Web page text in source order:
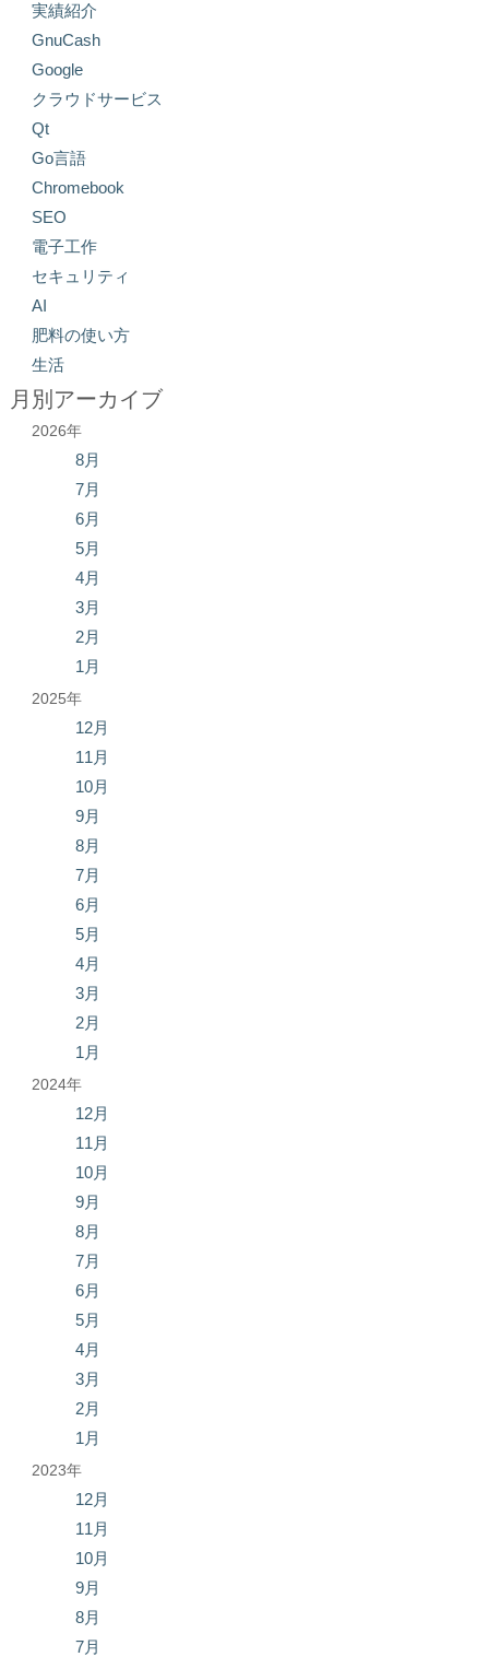
実績紹介
GnuCash
Google
クラウドサービス
Qt
Go言語
Chromebook
SEO
電子工作
セキュリティ
AI
肥料の使い方
生活
月別アーカイブ
2026年
8月
7月
6月
5月
4月
3月
2月
1月
2025年
12月
11月
10月
9月
8月
7月
6月
5月
4月
3月
2月
1月
2024年
12月
11月
10月
9月
8月
7月
6月
5月
4月
3月
2月
1月
2023年
12月
11月
10月
9月
8月
7月